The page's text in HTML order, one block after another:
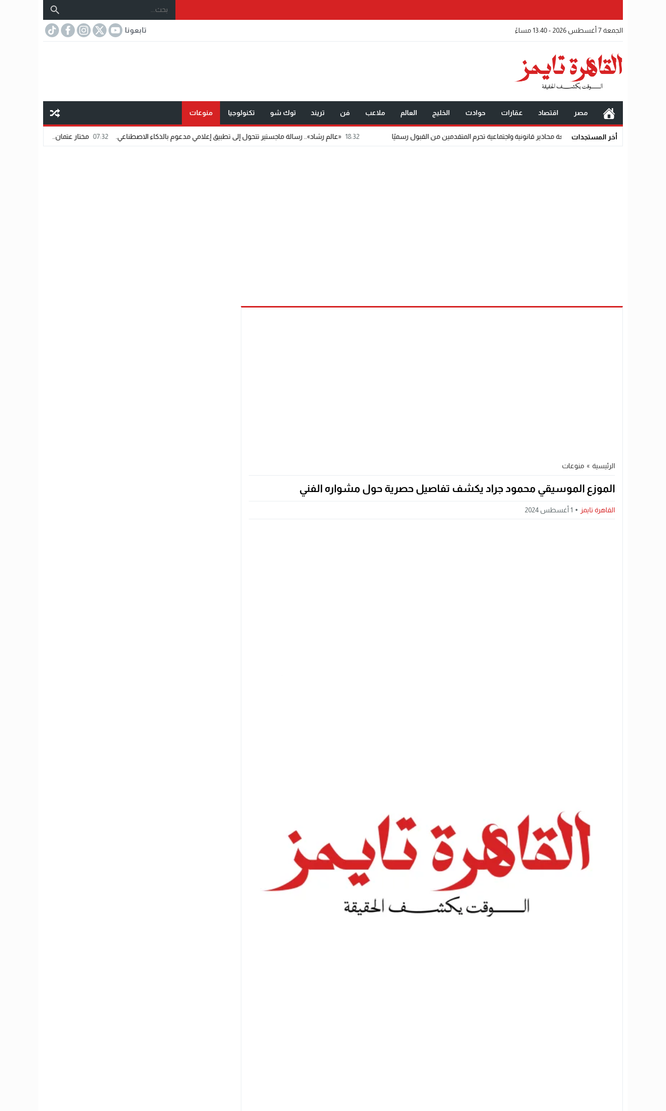
الجمعة 7 أغسطس 2026 - 13:40 مساءً تابعونا
مصر اقتصاد عقارات حوادث الخليج العالم ملاعب فن تريند توك شو تكنولوجيا منوعات
أخر المستجدات 18:32 «عالم رشاد».. رسالة ماجستير تتحول إلى تطبيق إعلامي مدعوم بالذكاء الاصطناعي. 07:32 مختار عتمان.. «صديق المشاهير».. اسم شاب يفرض
الرئيسية » منوعات
الموزع الموسيقي محمود جراد يكشف تفاصيل حصرية حول مشواره الفني
القاهرة تايمز 1 أغسطس 2024